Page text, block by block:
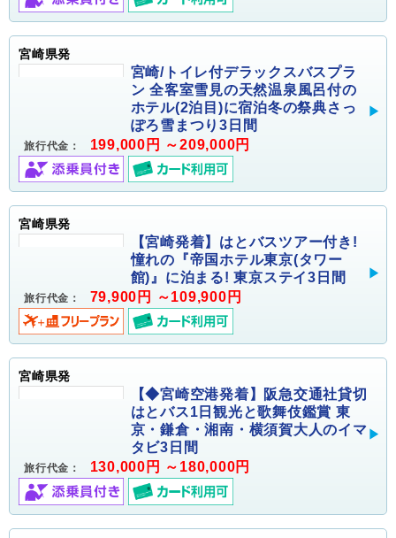
宮崎県発
宮崎/トイレ付デラックスバスプラ
ン 全客室雪見の天然温泉風呂付の
ホテル(2泊目)に宿泊冬の祭典さっ
ぽろ雪まつり3日間
旅行代金： 199,000円 ～209,000円
宮崎県発
【宮崎発着】はとバスツアー付き!
憧れの『帝国ホテル東京(タワー
館)』に泊まる! 東京ステイ3日間
旅行代金： 79,900円 ～109,900円
宮崎県発
【◆宮崎空港発着】阪急交通社貸切
はとバス1日観光と歌舞伎鑑賞 東
京・鎌倉・湘南・横須賀大人のイマ
タビ3日間
旅行代金： 130,000円 ～180,000円